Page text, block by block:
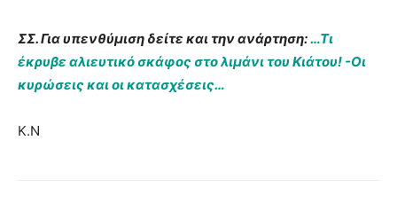
ΣΣ. Για υπενθύμιση δείτε και την ανάρτηση:…Τι
έκρυβε αλιευτικό σκάφος στο λιμάνι του Κιάτου! -Οι
κυρώσεις και οι κατασχέσεις…
Κ.Ν